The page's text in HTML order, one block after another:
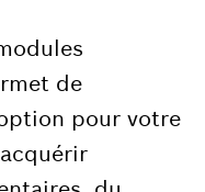
de
pour votre